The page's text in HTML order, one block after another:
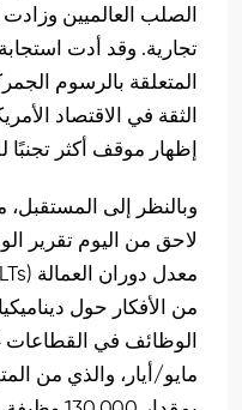
الصلب العالميين
تجارية. وقد أدت
المتعلقة بالرسوم
الثقة في الاقتصاد
إظهار موقف أكثر تجنبًا
وبالنظر إلى
لاحق من اليوم تقرير
من الأفكار حول
الوظائف في القطاعات
مايو/أيار، والذي من